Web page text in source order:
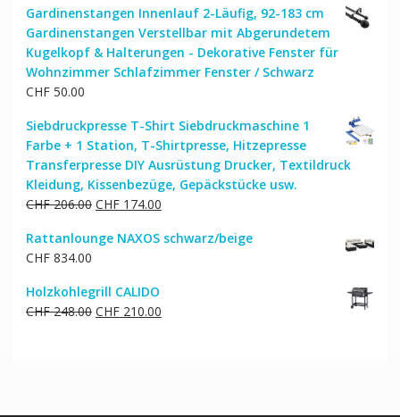
war:
CHF 1,067.00
ist:
CHF 854.00.
Gardinenstangen Innenlauf 2-Läufig, 92-183 cm
Gardinenstangen Verstellbar mit Abgerundetem
Kugelkopf & Halterungen - Dekorative Fenster für
Wohnzimmer Schlafzimmer Fenster / Schwarz
CHF50.00
Siebdruckpresse T-Shirt Siebdruckmaschine 1
Farbe + 1 Station, T-Shirtpresse, Hitzepresse
Transferpresse DIY Ausrüstung Drucker, Textildruck
Kleidung, Kissenbezüge, Gepäckstücke usw.
CHF206.00 Ursprünglicher
war:
CHF174.00Aktueller
ist:
Rattanlounge NAXOS schwarz/beige
CHF834.00
Holzkohlegrill CALIDO
CHF248.00 Ursprünglicher
CHF210.00Aktueller